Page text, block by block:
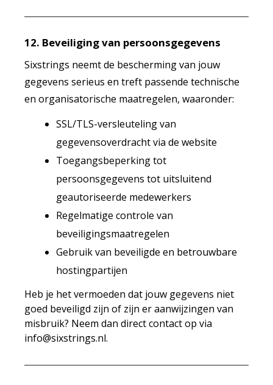
12. Beveiliging van persoonsgegevens
Sixstrings neemt de bescherming van jouw
gegevens serieus en treft passende technische
en organisatorische maatregelen, waaronder:
SSL/TLS-versleuteling van
gegevensoverdracht via de website
Toegangsbeperking tot
persoonsgegevens tot uitsluitend
geautoriseerde medewerkers
Regelmatige controle van
beveiligingsmaatregelen
Gebruik van beveiligde en betrouwbare
hostingpartijen
Heb je het vermoeden dat jouw gegevens niet
goed beveiligd zijn of zijn er aanwijzingen van
misbruik? Neem dan direct contact op via
info@sixstrings.nl.